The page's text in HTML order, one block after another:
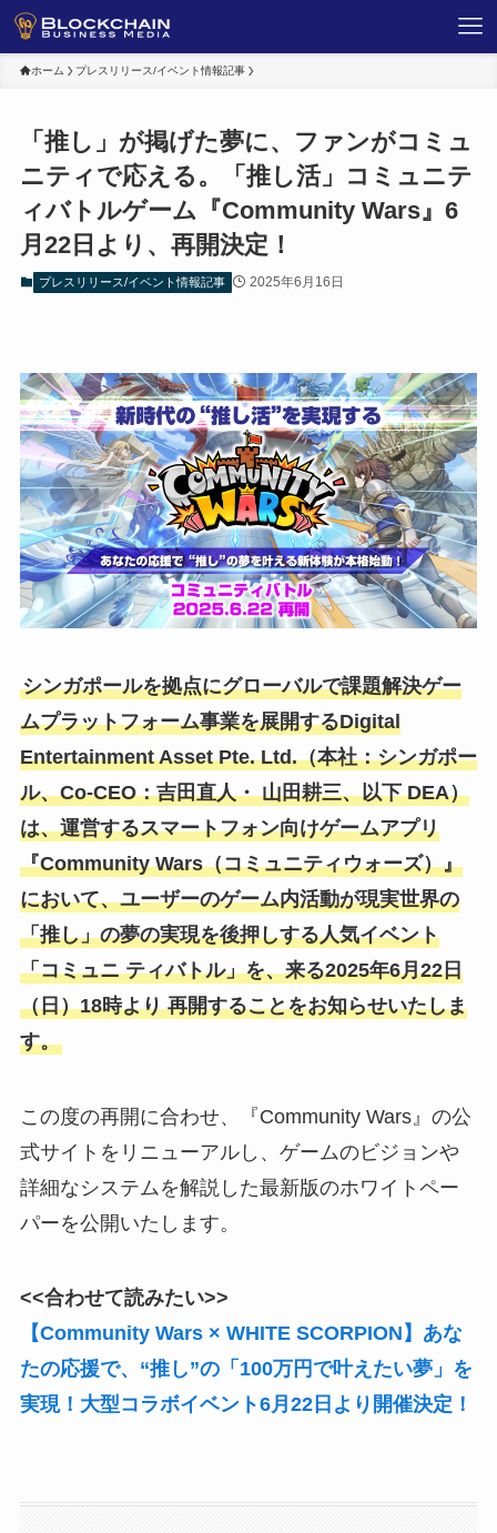
ホーム プレスリリース/イベント情報記事
「推し」が掲げた夢に、ファンがコミュ
ニティで応える。「推し活」コミュニテ
ィバトルゲーム『Community Wars』6
⽉22⽇より、再開決定！
プレスリリース/イベント情報記事 2025年6月16日
シンガポールを拠点にグローバルで課題解決ゲー
ムプラットフォーム事業を展開するDigital
Entertainment Asset Pte. Ltd.（本社：シンガポー
ル、Co-CEO：吉⽥直⼈・ ⼭⽥耕三、以下 DEA）
は、運営するスマートフォン向けゲームアプリ
『Community Wars（コミュニティウォーズ）』
において、ユーザーのゲーム内活動が現実世界の
「推し」の夢の実現を後押しする⼈気イベント
「コミュニ ティバトル」を、来る2025年6⽉22⽇
（⽇）18時より 再開することをお知らせいたしま
す。
この度の再開に合わせ、『Community Wars』の公
式サイトをリニューアルし、ゲームのビジョンや
詳細なシステムを解説した最新版のホワイトペー
パーを公開いたします。
<<合わせて読みたい>>
【Community Wars × WHITE SCORPION】あな
たの応援で、“推し”の「100万円で叶えたい夢」を
実現！⼤型コラボイベント6⽉22⽇より開催決定！